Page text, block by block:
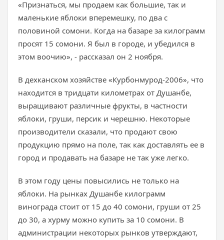
«Признаться, мы продаем как большие, так и
маленькие яблоки вперемешку, по два с
половиной сомони. Когда на базаре за килограмм
просят 15 сомони. Я был в городе, и убедился в
этом воочию», - рассказал он 2 ноября.
В дехканском хозяйстве «Курбонмурод-2006», что
находится в тридцати километрах от Душанбе,
выращивают различные фрукты, в частности
яблоки, груши, персик и черешню. Некоторые
производители сказали, что продают свою
продукцию прямо на поле, так как доставлять ее в
город и продавать на базаре не так уже легко.
В этом году цены повысились не только на
яблоки. На рынках Душанбе килограмм
винограда стоит от 15 до 40 сомони, груши от 25
до 30, а хурму можно купить за 10 сомони. В
администрации некоторых рынков утверждают,